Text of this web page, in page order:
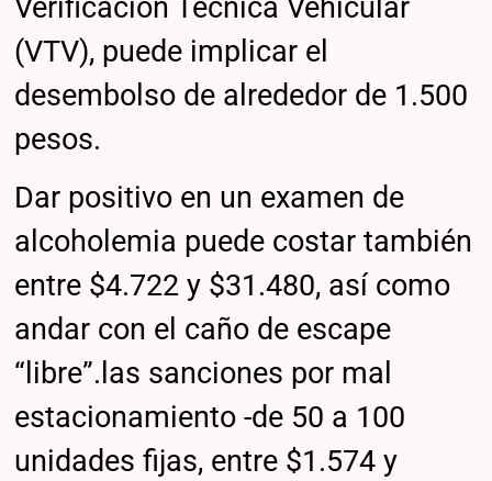
Verificación Técnica Vehicular
(VTV), puede implicar el
desembolso de alrededor de 1.500
pesos.
Dar positivo en un examen de
alcoholemia puede costar también
entre $4.722 y $31.480, así como
andar con el caño de escape
“libre”.las sanciones por mal
estacionamiento -de 50 a 100
unidades fijas, entre $1.574 y